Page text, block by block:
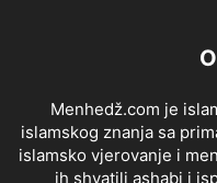
Menhedž.com je
islamskog znanja sa
islamsko vjerovanje i
ih shvatili ashabi i